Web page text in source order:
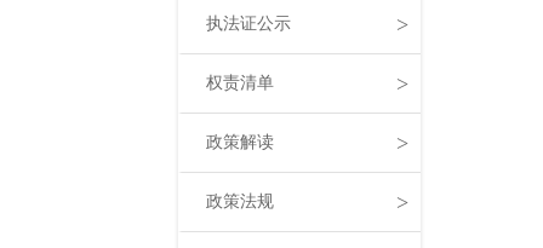
执法证公示 >
权责清单 >
政策解读 >
政策法规 >